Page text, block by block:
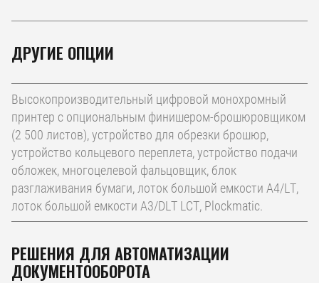
ДРУГИЕ ОПЦИИ
Высокопроизводительный цифровой монохромный
принтер с опциональным финишером-брошюровщиком
(2 500 листов), устройство для обрезки брошюр,
устройство кольцевого переплета, устройство подачи
обложек, многоцелевой фальцовщик, блок
разглаживания бумаги, лоток большой емкости A4/LT,
лоток большой емкости A3/DLT LCT, Plockmatic.
РЕШЕНИЯ ДЛЯ АВТОМАТИЗАЦИИ
ДОКУМЕНТООБОРОТА